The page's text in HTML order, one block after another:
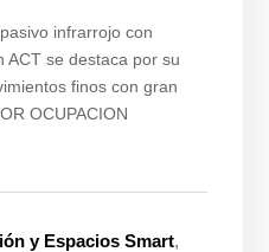
infrarrojo con
ACT se destaca por su
finos con gran
OCUPACION
y Espacios Smart,